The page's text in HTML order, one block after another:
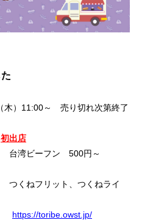
11:00～ 売り切れ次第終了
初出店
フン 500円～
ット、つくねライ
https://toribe.owst.jp/